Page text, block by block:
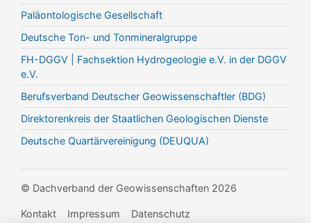
Paläontologische Gesellschaft
Deutsche Ton- und Tonmineralgruppe
FH-DGGV | Fachsektion Hydrogeologie e.V. in der DGGV
e.V.
Berufsverband Deutscher Geowissenschaftler (BDG)
Direktorenkreis der Staatlichen Geologischen Dienste
Deutsche Quartärvereinigung (DEUQUA)
© Dachverband der Geowissenschaften 2026
Kontakt Impressum Datenschutz